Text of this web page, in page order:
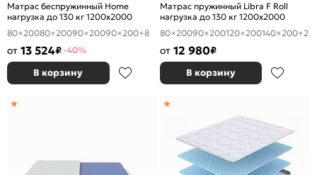
Матрас беспружинный Home
нагрузка до 130 кг 1200x2000
80×20080×20090×20090×200+8
от 13 524₽-40%
В корзину
Матрас пружинный Libra F Roll
нагрузка до 130 кг 1200x2000
80×20090×200120×200140×200+2
от 12 980₽
В корзину